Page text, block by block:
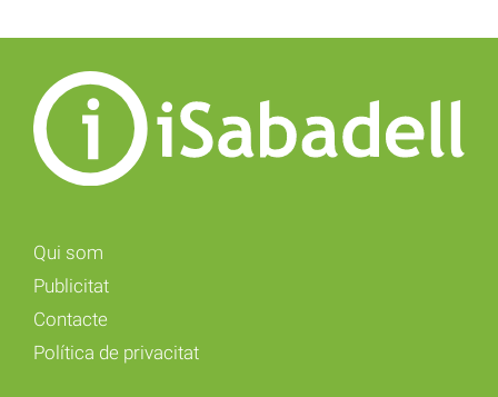
Qui som
Publicitat
Contacte
Política de privacitat